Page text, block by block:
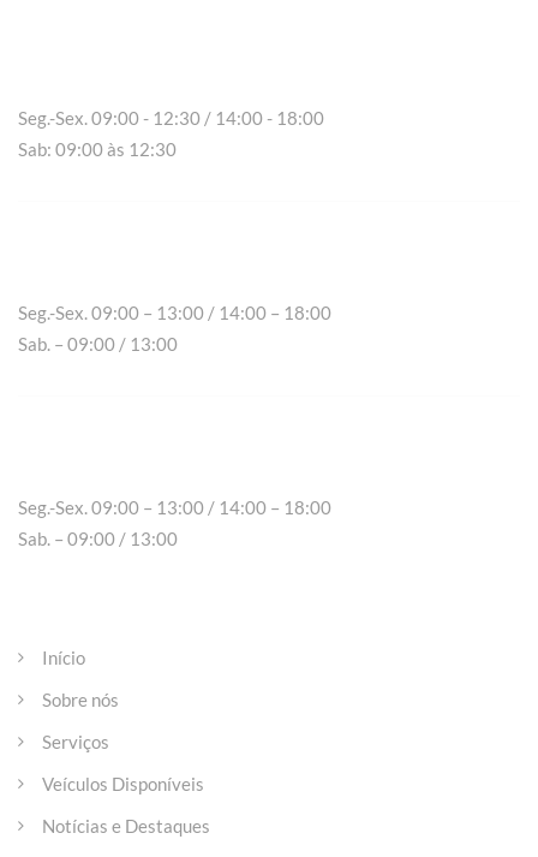
Seg.-Sex. 09:00 - 12:30 / 14:00 - 18:00
Sab: 09:00 às 12:30
Seg.-Sex. 09:00 – 13:00 / 14:00 – 18:00
Sab. – 09:00 / 13:00
Seg.-Sex. 09:00 – 13:00 / 14:00 – 18:00
Sab. – 09:00 / 13:00
Início
Sobre nós
Serviços
Veículos Disponíveis
Notícias e Destaques